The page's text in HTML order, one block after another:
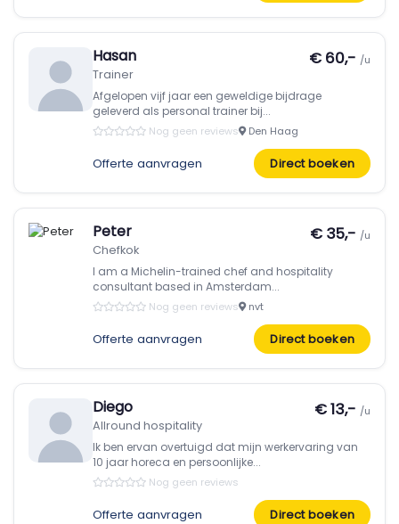
Hasan
Trainer
€ 60,- /u
Afgelopen vijf jaar een geweldige bijdrage
geleverd als personal trainer bij...
Nog geen reviews Den Haag
Offerte aanvragen Direct boeken
Peter
Chefkok
€ 35,- /u
I am a Michelin-trained chef and hospitality
consultant based in Amsterdam...
Nog geen reviews nvt
Offerte aanvragen Direct boeken
Diego
Allround hospitality
€ 13,- /u
Ik ben ervan overtuigd dat mijn werkervaring van
10 jaar horeca en persoonlijke...
Nog geen reviews
Offerte aanvragen Direct boeken